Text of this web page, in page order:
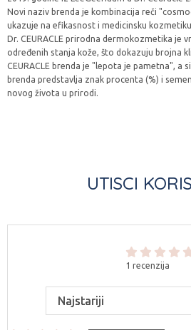
Novi naziv brenda je kombinacija reči
ukazuje na efikasnost i medicinsku
Dr. CEURACLE prirodna dermokozmetika je
određenih stanja kože, što dokazuju brojna
CEURACLE brenda je "lepota je pametna", a
brenda predstavlja znak procenta (%) i
novog života u prirodi.
UTISCI
1 recenzija